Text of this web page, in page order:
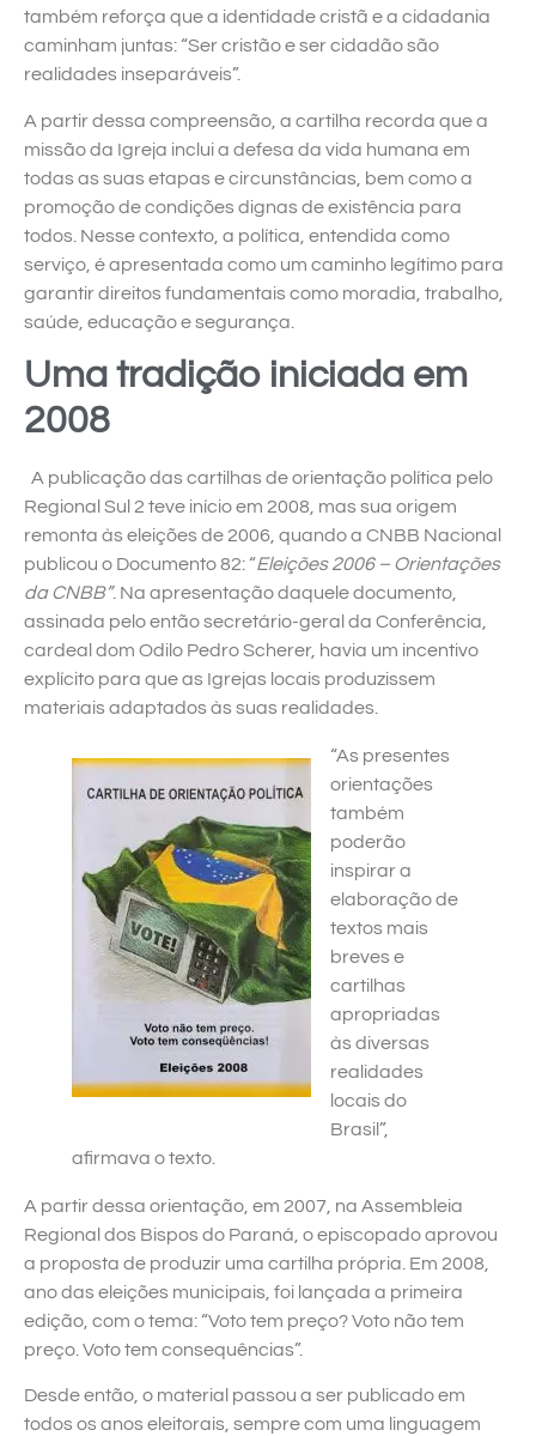
também reforça que a identidade cristã e a cidadania
caminham juntas: “Ser cristão e ser cidadão são
realidades inseparáveis”.
A partir dessa compreensão, a cartilha recorda que a
missão da Igreja inclui a defesa da vida humana em
todas as suas etapas e circunstâncias, bem como a
promoção de condições dignas de existência para
todos. Nesse contexto, a política, entendida como
serviço, é apresentada como um caminho legítimo para
garantir direitos fundamentais como moradia, trabalho,
saúde, educação e segurança.
Uma tradição iniciada em
2008
A publicação das cartilhas de orientação política pelo
Regional Sul 2 teve início em 2008, mas sua origem
remonta às eleições de 2006, quando a CNBB Nacional
publicou o Documento 82: “Eleições 2006 – Orientações
da CNBB”. Na apresentação daquele documento,
assinada pelo então secretário-geral da Conferência,
cardeal dom Odilo Pedro Scherer, havia um incentivo
explícito para que as Igrejas locais produzissem
materiais adaptados às suas realidades.
“As presentes
orientações
também
poderão
inspirar a
elaboração de
textos mais
breves e
cartilhas
apropriadas
às diversas
realidades
locais do
Brasil”,
afirmava o texto.
A partir dessa orientação, em 2007, na Assembleia
Regional dos Bispos do Paraná, o episcopado aprovou
a proposta de produzir uma cartilha própria. Em 2008,
ano das eleições municipais, foi lançada a primeira
edição, com o tema: “Voto tem preço? Voto não tem
preço. Voto tem consequências”.
Desde então, o material passou a ser publicado em
todos os anos eleitorais, sempre com uma linguagem